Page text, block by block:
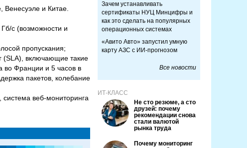
и Китае.
с (возможности и
пропускания;
(SLA), включающие такие
во Франции и 5 часов в
пакетов, колебание
веб-мониторинга
Зачем устанавливать
сертификаты НУЦ Минцифры и
как это сделать на популярных
операционных системах
«Авито Авто» запустил умную
карту АЗС с ИИ-прогнозом
Все новости
ИТ-КЛАСС
Не сто резюме, а сто
друзей: почему
рекомендации снова
стали валютой
рынка труда
Почему мониторинг